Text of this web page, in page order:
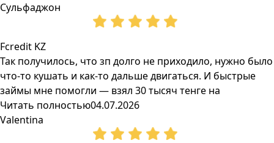
Сульфаджон
Fcredit KZ
Так получилось, что зп долго не приходило, нужно было
что-то кушать и как-то дальше двигаться. И быстрые
займы мне помогли — взял 30 тысяч тенге на
Читать полностью04.07.2026
Valentina